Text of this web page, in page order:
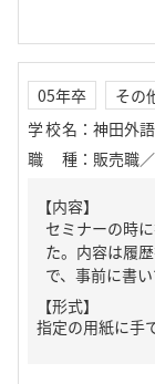
05年卒 その
学校名 ： 神田外
職種 ： 販売職
【内容】
セミナーの時
た。内容は履
で、事前に書
【形式】
指定の用紙に手